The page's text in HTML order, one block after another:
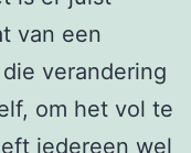
van een
verandering
om het vol te
iedereen wel